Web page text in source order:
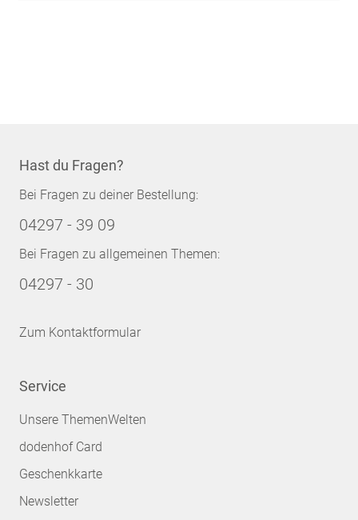
Hast du Fragen?
Bei Fragen zu deiner Bestellung:
04297 - 39 09
Bei Fragen zu allgemeinen Themen:
04297 - 30
Zum Kontaktformular
Service
Unsere ThemenWelten
dodenhof Card
Geschenkkarte
Newsletter